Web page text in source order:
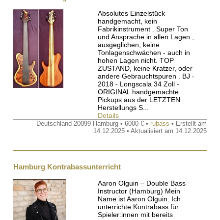
Absolutes Einzelstück
handgemacht, kein
Fabrikinstrument . Super Ton
und Ansprache in allen Lagen ,
ausgeglichen, keine
Tonlagenschwächen - auch in
hohen Lagen nicht. TOP
ZUSTAND, keine Kratzer, oder
andere Gebrauchtspuren . BJ -
2018 - Longscala 34 Zoll -
ORIGINAL handgemachte
Pickups aus der LETZTEN
Herstellungs S...
Details
Deutschland 20099 Hamburg • 6000 € • rubass • Erstellt am
14.12.2025 • Aktualisiert am 14.12.2025
Hamburg Kontrabassunterricht
Aaron Olguin – Double Bass
Instructor (Hamburg) Mein
Name ist Aaron Olguin. Ich
unterrichte Kontrabass für
Spieler:innen mit bereits